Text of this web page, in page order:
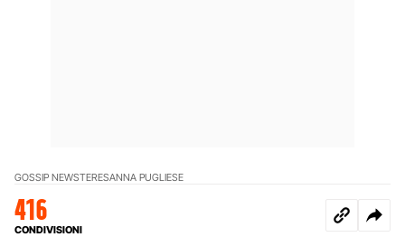
GOSSIP NEWSTERESANNA PUGLIESE
416
CONDIVISIONI